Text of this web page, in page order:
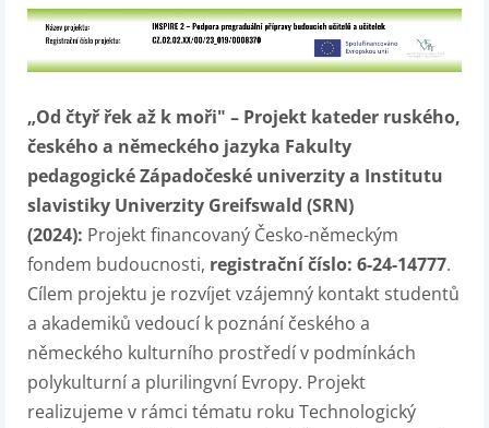
„Od čtyř řek až k moři" – Projekt kateder ruského,
českého a německého jazyka Fakulty
pedagogické Západočeské univerzity a Institutu
slavistiky Univerzity Greifswald (SRN)
(2024): Projekt financovaný Česko-německým
fondem budoucnosti, registrační číslo: 6-24-14777.
Cílem projektu je rozvíjet vzájemný kontakt studentů
a akademiků vedoucí k poznání českého a
německého kulturního prostředí v podmínkách
polykulturní a plurilingvní Evropy. Projekt
realizujeme v rámci tématu roku Technologický